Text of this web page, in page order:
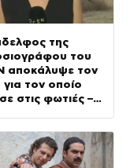
της
του
αποκάλυψε τον
τον οποίο
στις φωτιές –